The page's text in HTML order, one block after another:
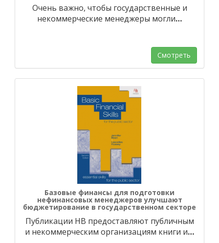
Очень важно, чтобы государственные и
некоммерческие менеджеры могли…
Смотреть
Базовые финансы для подготовки
нефинансовых менеджеров улучшают
бюджетирование в государственном секторе
Публикации HB предоставляют публичным
и некоммерческим организациям книги и…